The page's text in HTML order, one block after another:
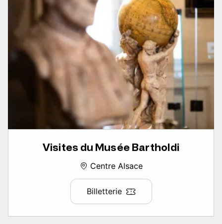
Visites du Musée Bartholdi
Centre Alsace
Billetterie